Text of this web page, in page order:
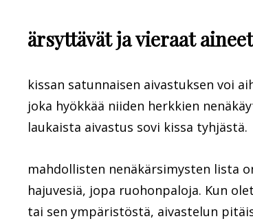
ärsyttävät ja vieraat aineet
kissan satunnaisen aivastuksen voi
joka hyökkää niiden herkkien
laukaista aivastus sovi kissa tyhjästä.
mahdollisten nenäkärsimysten lista
hajuvesiä, jopa ruohonpaloja. Kun
tai sen ympäristöstä, aivastelun